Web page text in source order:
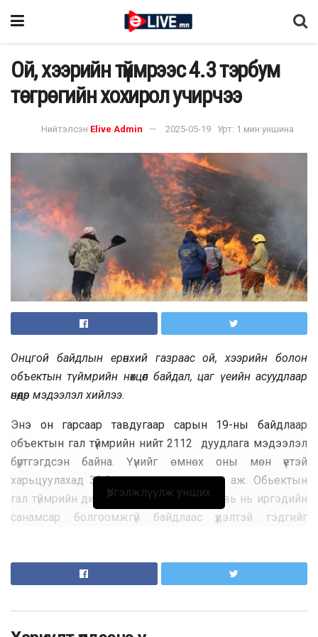
Ой, хээрийн түймрээс 4.3 тэрбум
төгрөгийн хохирол учирчээ
Нийтэлсэн Elive Admin 2025-05-19 Урт: 1 мин уншина
Онцгой байдлын ерөнхий газраас ой, хээрийн болон
объектын түймрийн нөхцөл байдал, цаг үеийн асуудлаар
өнөөдөр мэдээлэл хийлээ.
Энэ он гарсаар тавдугаар сарын 19-ны байдлаар
объектын гал түймрийн нийт 2112 дуудлага мэдээлэл
бүртгэгдсэн байна. Үүнийг өмнөх оны мөн үетэй
харьцуулахад 32.8 хувиар өссөн үзүүлэлт аж. Обьектын
гал түймрийн дийлэнх буюу 60 гаруй хувь нь иргэдийн
санамсар болгоомжгүй байдлаас үүдэлтэй гэдгийг
түймэр гарч байгаа ажээ. Объектын гал түймрийн 60
Үргэлжлүүлж унших